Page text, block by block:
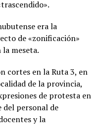
era la
de «zonificación»
meseta.
cortes en la Ruta 3, en
de la provincia,
de protesta en
personal de
y la